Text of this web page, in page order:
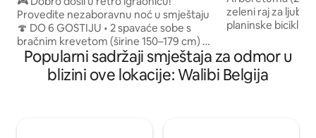
Provedite nezaboravnu noć u smještaju
🍄 DO 6 GOSTIJU • 2 spavaće sobe s
bračnim krevetom (širine 150–179 cm) +
kauč na razvlačenje • Sauna i masažna
kada za potpuno opuštanje • Bilijarski sto,
Nintendo Switch i više od 100 besplatnih
zeleni raj za
planinske
udobnošću i
grada (Brisel,
samo 20 minuta).
Popularni sadržaji smještaja za odmor u
blizini ove lokacije: Walibi Belgija